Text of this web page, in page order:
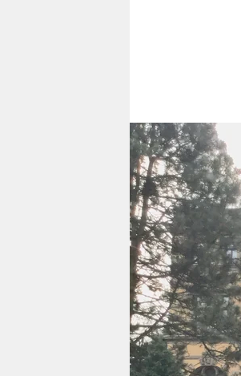
nord
wahrheit
verlag
verlag
veranstaltungen
shop
fragen & hilfe
unterstützen